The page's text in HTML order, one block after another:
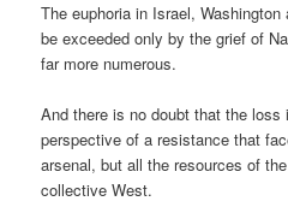
The euphoria in Israel,
be exceeded only by the grief of
far more numerous.
And there is no doubt that the loss
perspective of a resistance that
arsenal, but all the resources of
collective West.